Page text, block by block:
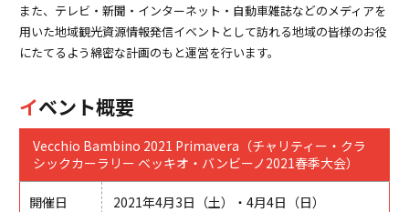
また、テレビ・新聞・インターネット・自動車雑誌などのメディアを
用いた地域観光資源情報発信イベントとして訪れる地域の皆様のお役
にたてるよう綿密な計画のもと運営を行います。
イベント概要
Vecchio Bambino 2021 Primavera（チャリティー・クラ
シックカーラリー ベッキオ・バンビーノ2021春季大会）
開催日 2021年4月3日（土）・4月4日（日）